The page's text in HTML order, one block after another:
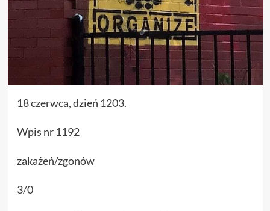
18 czerwca, dzień 1203.
Wpis nr 1192
zakażeń/zgonów
3/0